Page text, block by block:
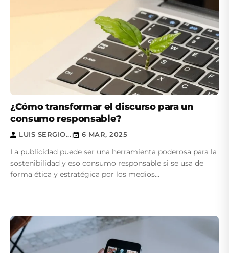
¿Cómo transformar el discurso para un
consumo responsable?
LUIS SERGIO...| 6 MAR, 2025
La publicidad puede ser una herramienta poderosa para la
sostenibilidad y eso consumo responsable si se usa de
forma ética y estratégica por los medios...